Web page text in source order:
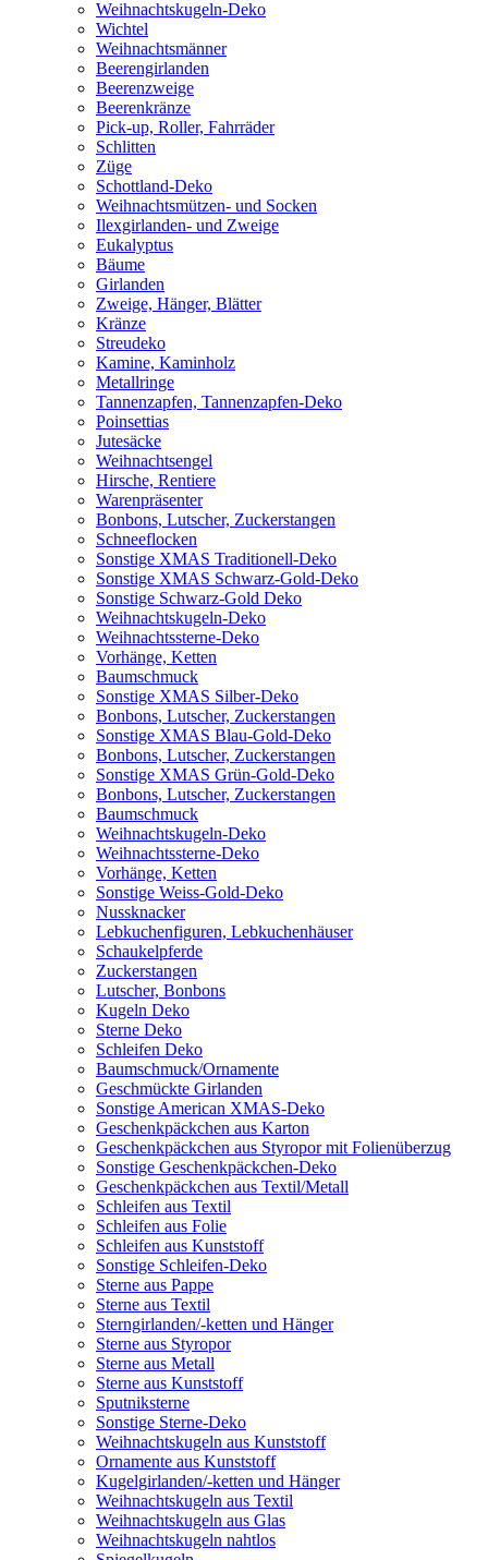
Weihnachtskugeln-Deko
Wichtel
Weihnachtsmänner
Beerengirlanden
Beerenzweige
Beerenkränze
Pick-up, Roller, Fahrräder
Schlitten
Züge
Schottland-Deko
Weihnachtsmützen- und Socken
Ilexgirlanden- und Zweige
Eukalyptus
Bäume
Girlanden
Zweige, Hänger, Blätter
Kränze
Streudeko
Kamine, Kaminholz
Metallringe
Tannenzapfen, Tannenzapfen-Deko
Poinsettias
Jutesäcke
Weihnachtsengel
Hirsche, Rentiere
Warenpräsenter
Bonbons, Lutscher, Zuckerstangen
Schneeflocken
Sonstige XMAS Traditionell-Deko
Sonstige XMAS Schwarz-Gold-Deko
Sonstige Schwarz-Gold Deko
Weihnachtskugeln-Deko
Weihnachtssterne-Deko
Vorhänge, Ketten
Baumschmuck
Sonstige XMAS Silber-Deko
Bonbons, Lutscher, Zuckerstangen
Sonstige XMAS Blau-Gold-Deko
Bonbons, Lutscher, Zuckerstangen
Sonstige XMAS Grün-Gold-Deko
Bonbons, Lutscher, Zuckerstangen
Baumschmuck
Weihnachtskugeln-Deko
Weihnachtssterne-Deko
Vorhänge, Ketten
Sonstige Weiss-Gold-Deko
Nussknacker
Lebkuchenfiguren, Lebkuchenhäuser
Schaukelpferde
Zuckerstangen
Lutscher, Bonbons
Kugeln Deko
Sterne Deko
Schleifen Deko
Baumschmuck/Ornamente
Geschmückte Girlanden
Sonstige American XMAS-Deko
Geschenkpäckchen aus Karton
Geschenkpäckchen aus Styropor mit Folienüberzug
Sonstige Geschenkpäckchen-Deko
Geschenkpäckchen aus Textil/Metall
Schleifen aus Textil
Schleifen aus Folie
Schleifen aus Kunststoff
Sonstige Schleifen-Deko
Sterne aus Pappe
Sterne aus Textil
Sterngirlanden/-ketten und Hänger
Sterne aus Styropor
Sterne aus Metall
Sterne aus Kunststoff
Sputniksterne
Sonstige Sterne-Deko
Weihnachtskugeln aus Kunststoff
Ornamente aus Kunststoff
Kugelgirlanden/-ketten und Hänger
Weihnachtskugeln aus Textil
Weihnachtskugeln aus Glas
Weihnachtskugeln nahtlos